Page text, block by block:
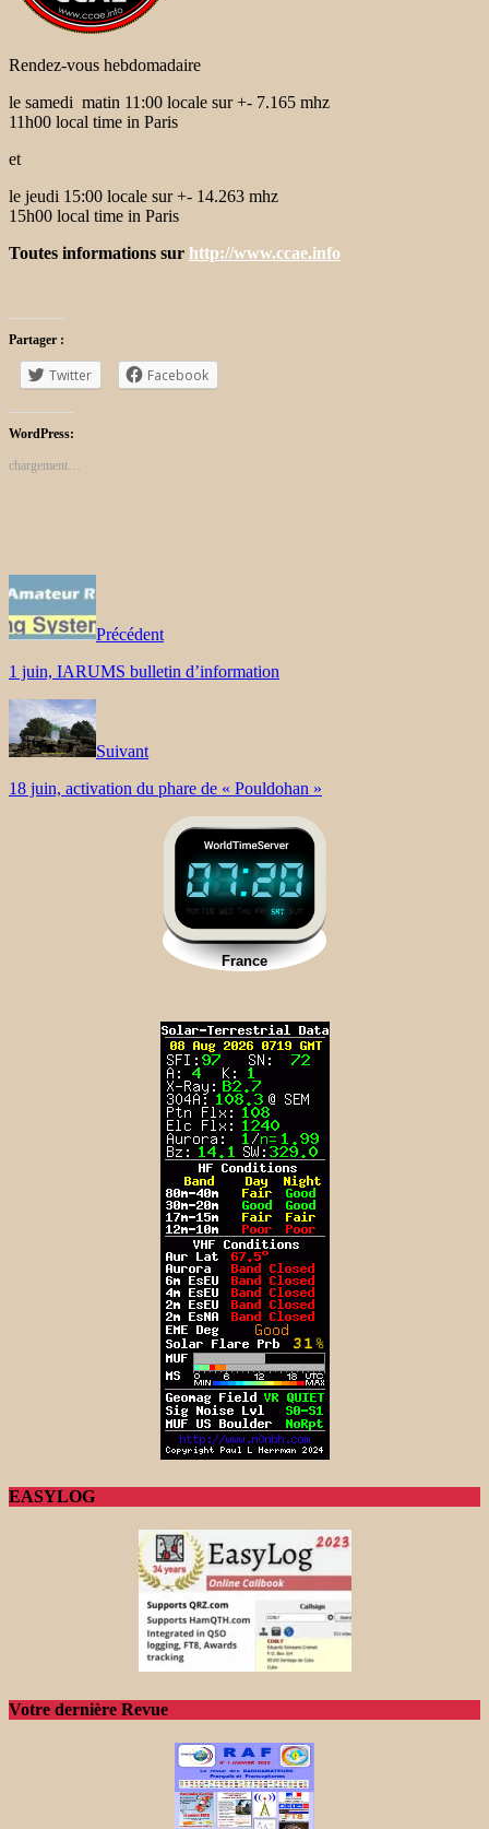
Rendez-vous hebdomadaire
le samedi matin 11:00 locale sur +- 7.165 mhz
11h00 local time in Paris
et
le jeudi 15:00 locale sur +- 14.263 mhz
15h00 local time in Paris
Toutes informations sur http://www.ccae.info
Partager :
Twitter Facebook
WordPress:
chargement…
Précédent
1 juin, IARUMS bulletin d’information
Suivant
18 juin, activation du phare de « Pouldohan »
EASYLOG
Votre dernière Revue